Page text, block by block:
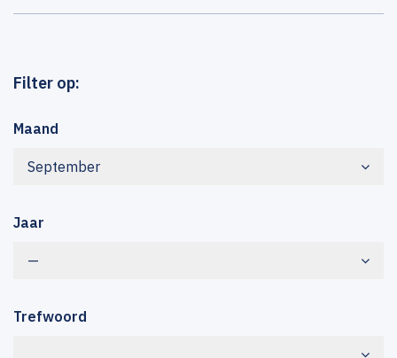
Filter op:
Maand
September
Jaar
—
Trefwoord